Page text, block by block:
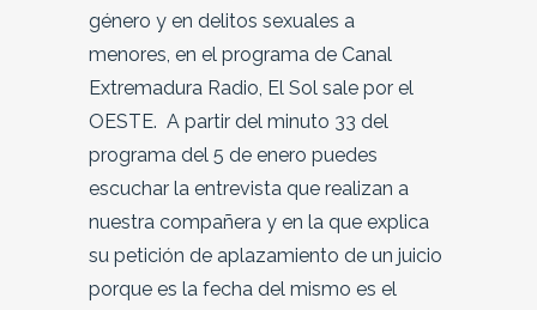
género y en delitos sexuales a
menores, en el programa de Canal
Extremadura Radio, El Sol sale por el
OESTE. A partir del minuto 33 del
programa del 5 de enero puedes
escuchar la entrevista que realizan a
nuestra compañera y en la que explica
su petición de aplazamiento de un juicio
porque es la fecha del mismo es el